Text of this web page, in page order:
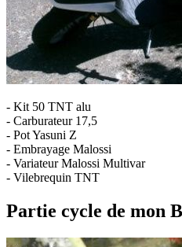
- Kit 50 TNT alu
- Carburateur 17,5
- Pot Yasuni Z
- Embrayage Malossi
- Variateur Malossi Multivar
- Vilebrequin TNT
Partie cycle de mon